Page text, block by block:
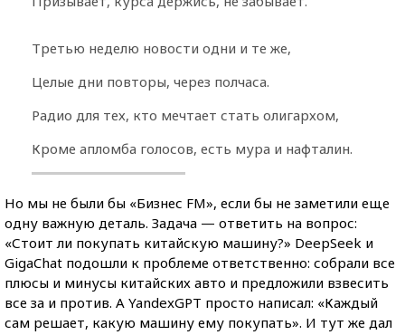
Третью неделю новости одни и те же,
Целые дни повторы, через полчаса.
Радио для тех, кто мечтает стать олигархом,
Кроме апломба голосов, есть мура и нафталин.
Но мы не были бы «Бизнес FM», если бы не заметили еще
одну важную деталь. Задача — ответить на вопрос:
«Стоит ли покупать китайскую машину?» DeepSeek и
GigaChat подошли к проблеме ответственно: собрали все
плюсы и минусы китайских авто и предложили взвесить
все за и против. А YandexGPT просто написал: «Каждый
сам решает, какую машину ему покупать». И тут же дал